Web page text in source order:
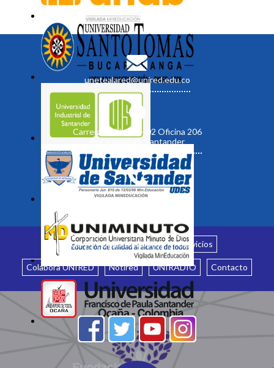
unetealared@unired.edu.co
Carrera 19 No. 35 - 02 Oficina 206
Bucaramanga, Santander
Inicio ¿Quiénes somos? Servicios
Colabora UNIRED Notired UNIRADIO Contacto